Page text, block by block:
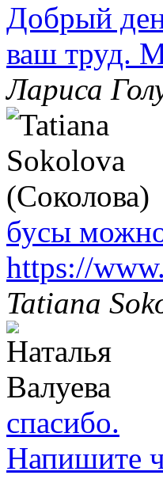
Добрый
ваш труд.
Лариса
бусы
https://
Tatiana
спасибо.
Напишите